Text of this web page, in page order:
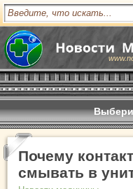
Почему
смывать в